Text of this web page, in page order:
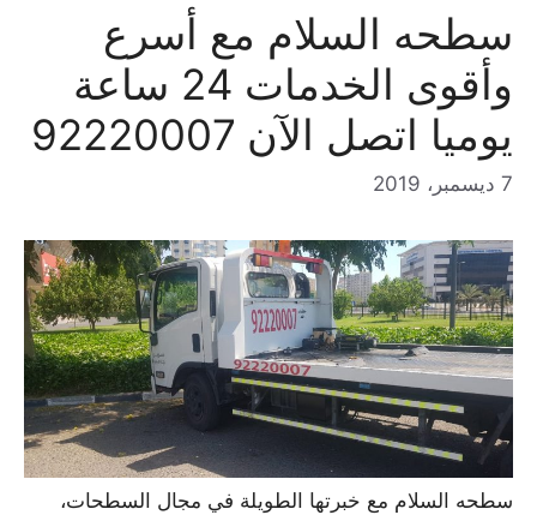
سطحه السلام مع أسرع
وأقوى الخدمات 24 ساعة
يوميا اتصل الآن 92220007
سطحه السلام مع خبرتها الطويلة في مجال السطحات،